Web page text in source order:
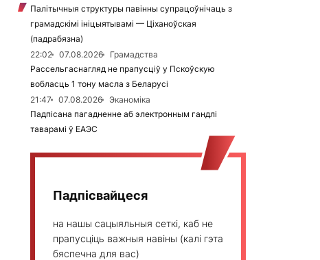
Палітычныя структуры павінны супрацоўнічаць з
грамадскімі ініцыятывамі — Ціханоўская
(падрабязна)
22:02
07.08.2026
Грамадства
Рассельгаснагляд не прапусціў у Пскоўскую
вобласць 1 тону масла з Беларусі
21:47
07.08.2026
Эканоміка
Падпісана пагадненне аб электронным гандлі
таварамі ў ЕАЭС
Падпісвайцеся
на нашы сацыяльныя сеткі, каб не
прапусціць важныя навіны (калі гэта
бяспечна для вас)